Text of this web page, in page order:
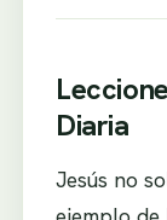
Diaria
Jesús no